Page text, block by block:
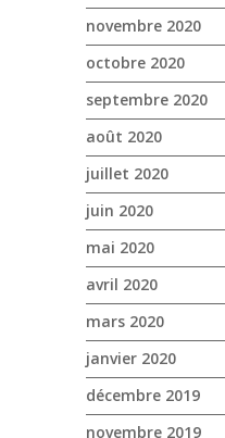
d'annoncer une journée
spéciale dédiée à...
novembre 2020
octobre 2020
septembre 2020
août 2020
juillet 2020
juin 2020
mai 2020
avril 2020
mars 2020
janvier 2020
décembre 2019
novembre 2019